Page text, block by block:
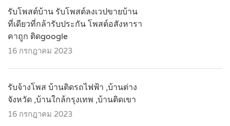
รับโพสต์บ้าน รับโพสต์ลงเวปขายบ้าน
ที่เดียวที่กล้ารับประกัน โพสต์อสังหารา
คาถูก ติดgoogle
16 กรกฎาคม 2023
รับจ้างโพส บ้านติดรถไฟฟ้า ,บ้านต่าง
จังหวัด ,บ้านใกล้กรุงเทพ ,บ้านติดเขา
16 กรกฎาคม 2023